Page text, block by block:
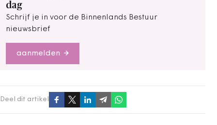
dag
Schrijf je in voor de Binnenlands Bestuur
nieuwsbrief
aanmelden
Deel dit artikel